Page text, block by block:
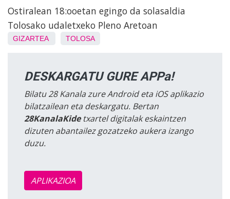
Ostiralean 18:ooetan egingo da solasaldia
Tolosako udaletxeko Pleno Aretoan
GIZARTEA TOLOSA
DESKARGATU GURE APPa!
Bilatu 28 Kanala zure Android eta iOS aplikazio
bilatzailean eta deskargatu. Bertan
28KanalaKidetxartel digitalak eskaintzen
dizuten abantailez gozatzeko aukera izango
duzu.
APLIKAZIOA